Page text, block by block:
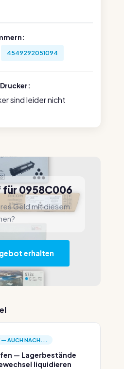
4549292051094
sind leider nicht
für 0958C006
Geld mit diesem
erhalten
— AUCH NACH...
— Lagerbestände
liquidieren